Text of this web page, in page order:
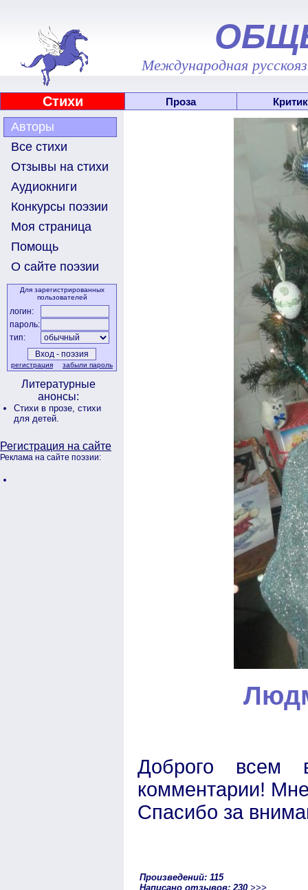
Международная
Стихи Проза
Авторы
Все стихи
Отзывы на стихи
Аудиокниги
Конкурсы поэзии
Моя страница
Помощь
О сайте поэзии
Для зарегистрированных
пользователей
логин:
пароль:
тип:
регистрация забыли пароль
Литературные
анонсы:
Стихи в прозе, стихи
для детей.
Регистрация на сайте
Реклама на сайте поэзии:
Доброго всем
комментарии!
Спасибо за
Произведений: 115
Написано отзывов: 230 >>>